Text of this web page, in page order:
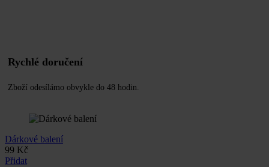
Rychlé doručení
Zboží odesílámo obvykle do 48 hodin.
Dárkové balení
99 Kč
Přidat